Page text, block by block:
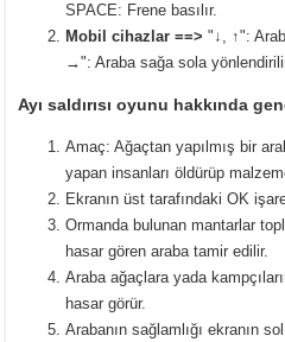
SPACE: Frene basılır.
Mobil cihazlar ==> "↓, ↑":
→": Araba sağa sola
Ayı saldırısı oyunu hakkında
Amaç: Ağaçtan yapılmış bir
yapan insanları öldürüp
Ekranın üst tarafındaki OK
Ormanda bulunan mantarlar
hasar gören araba tamir edilir.
Araba ağaçlara yada
hasar görür.
Arabanın sağlamlığı ekranın